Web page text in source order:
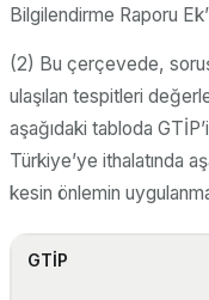
Bilgilendirme Raporu
(2) Bu çerçevede,
ulaşılan tespitleri
aşağıdaki tabloda
Türkiye’ye ithalatında
kesin önlemin
GTİP